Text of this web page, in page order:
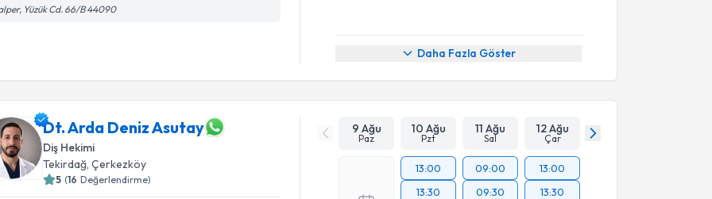
Yüzük Cd. 66/B 44090
Daha Fazla Göster
Dt. Arda Deniz Asutay
Diş Hekimi
Tekirdağ,Çerkezköy
5 (16 Değerlendirme)
9 Ağu
Paz
10 Ağu
Pzt
11 Ağu
Sal
12 Ağu
Çar
13:00
13:30
09:00
09:30
13:00
13:30